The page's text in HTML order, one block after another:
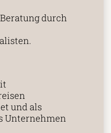
durch
und als
Unternehmen